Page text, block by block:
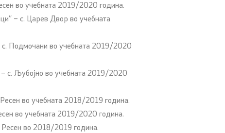
во учебната 2019/2020 година.
– с. Царев Двор во учебната
с. Подмочани во учебната 2019/2020
с. Љубојно во учебната 2019/2020
во учебната 2018/2019 година.
во учебната 2019/2020 година.
Ресен во 2018/2019 година.